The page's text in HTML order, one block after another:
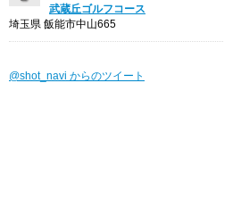
武蔵丘ゴルフコース
埼玉県 飯能市中山665
@shot_navi からのツイート